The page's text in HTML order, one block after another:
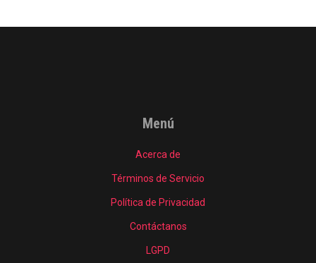
Menú
Acerca de
Términos de Servicio
Política de Privacidad
Contáctanos
LGPD